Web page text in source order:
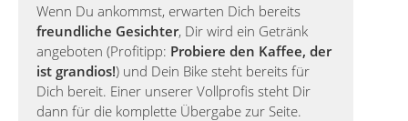
Wenn Du ankommst, erwarten Dich bereits
freundliche Gesichter, Dir wird ein Getränk
angeboten (Profitipp: Probiere den Kaffee, der
ist grandios!) und Dein Bike steht bereits für
Dich bereit. Einer unserer Vollprofis steht Dir
dann für die komplette Übergabe zur Seite.